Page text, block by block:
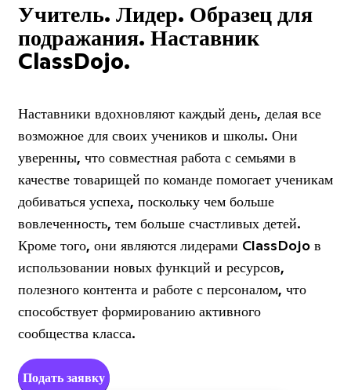
Учитель. Лидер. Образец для
подражания. Наставник
ClassDojo.
Наставники вдохновляют каждый день, делая все
возможное для своих учеников и школы. Они
уверенны, что совместная работа с семьями в
качестве товарищей по команде помогает ученикам
добиваться успеха, поскольку чем больше
вовлеченность, тем больше счастливых детей.
Кроме того, они являются лидерами ClassDojo в
использовании новых функций и ресурсов,
полезного контента и работе с персоналом, что
способствует формированию активного
сообщества класса.
Подать заявку